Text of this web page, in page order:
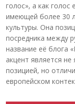
голос», а как голос
имеющей более 30
культуры. Она
посредника между
название её блога
акцент является
позицией, но
европейском